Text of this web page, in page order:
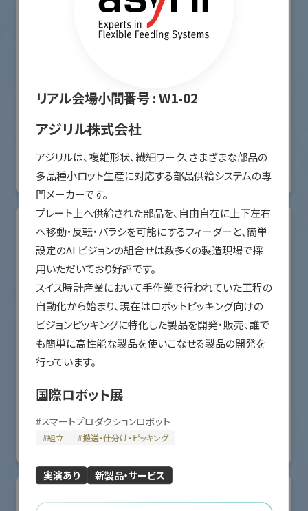
リアル会場小間番号 :W1-02
アジリル株式会社
アジリルは、複雑形状、繊細ワーク、さまざまな部品の
多品種小ロット生産に対応する部品供給システムの専
門メーカーです。
プレート上へ供給された部品を、自由自在に上下左右
へ移動・反転・バラシを可能にするフィーダーと、簡単
設定のAI ビジョンの組合せは数多くの製造現場で採
用いただいており好評です。
スイス時計産業において手作業で行われていた工程の
自動化から始まり、現在はロボットピッキング向けの
ビジョンピッキングに特化した製品を開発・販売、誰で
も簡単に高性能な製品を使いこなせる製品の開発を
行っています。
国際ロボット展
#スマートプロダクションロボット
#組立 #搬送・仕分け・ピッキング
実演あり 新製品・サービス
#スマートプロダクションロボット #要素技術
リアル会場小間番号 : W2-36
国際ロボット展
#スマートプロダクションロボット #スマートコミュニティロボット
#要素技術